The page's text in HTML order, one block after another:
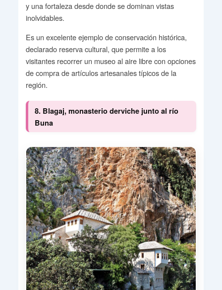
y una fortaleza desde donde se dominan vistas
inolvidables.
Es un excelente ejemplo de conservación histórica,
declarado reserva cultural, que permite a los
visitantes recorrer un museo al aire libre con opciones
de compra de artículos artesanales típicos de la
región.
8. Blagaj, monasterio derviche junto al río
Buna